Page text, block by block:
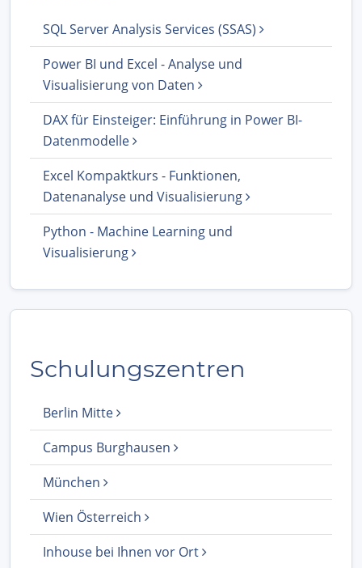
SQL Server Analysis Services (SSAS)
Power BI und Excel - Analyse und
Visualisierung von Daten
DAX für Einsteiger: Einführung in Power BI-
Datenmodelle
Excel Kompaktkurs - Funktionen,
Datenanalyse und Visualisierung
Python - Machine Learning und
Visualisierung
Schulungszentren
Berlin Mitte
Campus Burghausen
München
Wien Österreich
Inhouse bei Ihnen vor Ort